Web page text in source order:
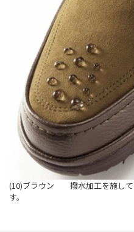
(10)ブラウン 撥水加工を施して
す。